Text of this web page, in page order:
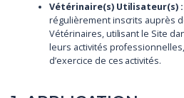
Vétérinaire(s) Utilisateur(s) :
régulièrement inscrits auprès
Vétérinaires, utilisant le Site
leurs activités
d’exercice de ces activités.